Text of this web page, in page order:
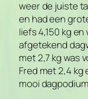
weer de juiste
en had een
liefs 4,150 kg
afgetekend
met 2,7 kg was
Fred met 2,4 kg
mooi